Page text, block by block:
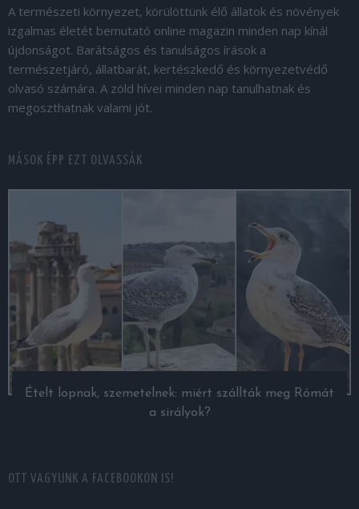
A természeti környezet, körülöttünk élő állatok és növények
izgalmas életét bemutató online magazin minden nap kínál
újdonságot. Barátságos és tanulságos írások a
természetjáró, állatbarát, kertészkedő és környezetvédő
olvasó számára. A zöld hívei minden nap tanulhatnak és
megoszthatnak valami jót.
MÁSOK ÉPP EZT OLVASSÁK
Ételt lopnak, szemetelnek: miért szállták meg Rómát
a sirályok?
OTT VAGYUNK A FACEBOOKON IS!